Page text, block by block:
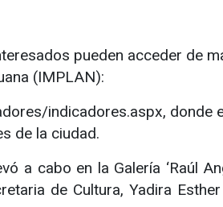
pueden acceder de
(IMPLAN):
indicadores.aspx,
de la ciudad.
a cabo en la Galería ‘Raúl
de Cultura, Yadira